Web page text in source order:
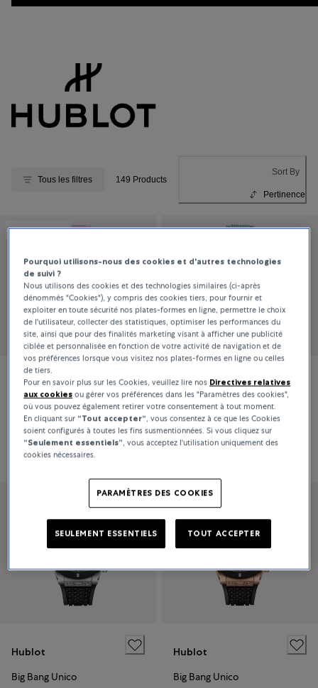
Tous les filtres 149 Products
Sort By
Pertinence
Hublot
Big Bang Unico Pink Sapphire
110 000 CHF
Hublot
Big Bang Unico
Hublot
Big Bang Unico
Hublot
Big Bang Unico
Pourquoi utilisons-nous des cookies et d'autres technologies
de suivi ?
Nous utilisons des cookies et des technologies similaires (ci-après
dénommés "Cookies"), y compris des cookies tiers, pour fournir et
exploiter en toute sécurité nos plates-formes en ligne, permettre le choix
de l'utilisateur, collecter des statistiques, optimiser les performances du
site, ainsi que pour des finalités marketing visant à afficher une publicité
ciblée et personnalisée en fonction de votre activité de navigation et de
vos préférences lorsque vous visitez nos plates-formes en ligne ou celles
de tiers.
Pour en savoir plus sur les Cookies, veuillez lire nos Directives relatives
aux cookies ou gérer vos préférences dans les "Paramètres des cookies",
où vous pouvez également retirer votre consentement à tout moment.
En cliquant sur “Tout accepter“, vous consentez à ce que les Cookies
soient configurés à toutes les fins susmentionnées. Si vous cliquez sur
“Seulement essentiels”, vous acceptez l'utilisation uniquement des
cookies nécessaires.
PARAMÈTRES DES COOKIES
SEULEMENT ESSENTIELS TOUT ACCEPTER